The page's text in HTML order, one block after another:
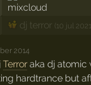
dj terror (10 jul
2014
Terroraka dj atomic
hardtrance but